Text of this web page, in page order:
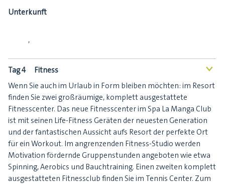
Unterkunft
,
Tag 4 Fitness <
Wenn Sie auch im Urlaub in Form bleiben möchten: im Resort
finden Sie zwei großräumige, komplett ausgestattete
Fitnesscenter. Das neue Fitnesscenter im Spa La Manga Club
ist mit seinen Life-Fitness Geräten der neuesten Generation
und der fantastischen Aussicht aufs Resort der perfekte Ort
für ein Workout. Im angrenzenden Fitness-Studio werden
Motivation fördernde Gruppenstunden angeboten wie etwa
Spinning, Aerobics und Bauchtraining. Einen zweiten komplett
ausgestatteten Fitnessclub finden Sie im Tennis Center. Zum